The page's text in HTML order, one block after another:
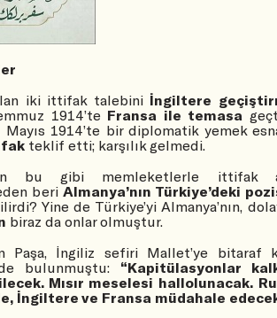
iki ittifak talebiniİngiltere
1914’te Fransa ile temasa
1914’te bir diplomatik yemek
teklif etti; karşılık gelmedi.
bu gibi memleketlerle ittifak
beri Almanya’nın Türkiye’deki
Yine de Türkiye’yi Almanya’nın,
biraz da onlar olmuştur.
Paşa, İngiliz sefiri Mallet’ye bitaraf
bulunmuştu: “Kapitülasyonlar
Mısır meselesi hallolunacak.
İngiltere ve Fransa müdahale